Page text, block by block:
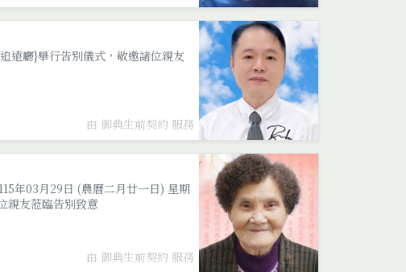
遠廳}舉行告別儀式，敬邀諸位親友
由 御典生前契約 服務
年03月29日 (農曆二月廿一日) 星期
親友蒞臨告別致意
由 御典生前契約 服務